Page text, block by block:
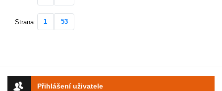
Přihlášení uživatele
Strana: 1 53